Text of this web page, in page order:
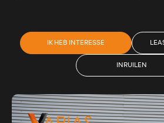
IK HEB INTERESSE
INRUILEN